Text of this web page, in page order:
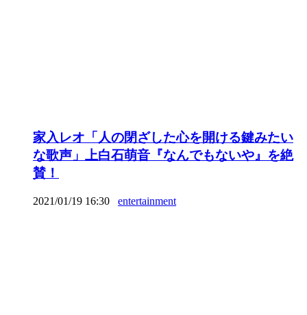
家入レオ「人の閉ざした心を開ける鍵みたい
な歌声」上白石萌音『なんでもないや』を絶
賛！
2021/01/19 16:30 entertainment